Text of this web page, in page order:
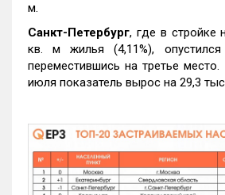
м.
Санкт-Петербург, где в стройке
кв. м жилья (4,11%),
переместившись на третье
июля показатель вырос на 29,3